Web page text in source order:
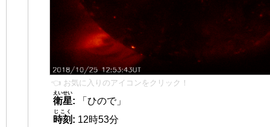
👈 お気に入りのアイコンをクリック！
衛星
えいせい
:
「ひので」
時刻
じこく
: 12時53分